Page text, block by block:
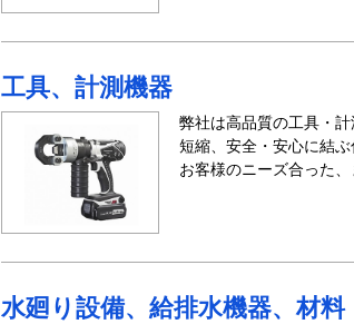
工具、計測機器
弊社は高品質の工具・
短縮、安全・安心に結ぶ
お客様のニーズ合った
水廻り設備、給排水機器、材料